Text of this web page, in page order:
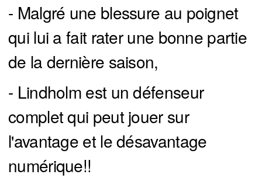
- Malgré une blessure au poignet
qui lui a fait rater une bonne partie
de la dernière saison,
- Lindholm est un défenseur
complet qui peut jouer sur
l'avantage et le désavantage
numérique!!